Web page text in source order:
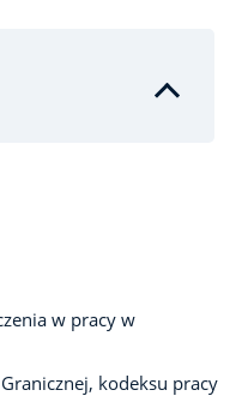
w pracy w
kodeksu pracy